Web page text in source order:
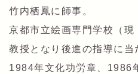
竹内栖鳳に師事。
京都市立絵画専門学校（現
教授となり後進の指導に当
1984年文化功労章、1986